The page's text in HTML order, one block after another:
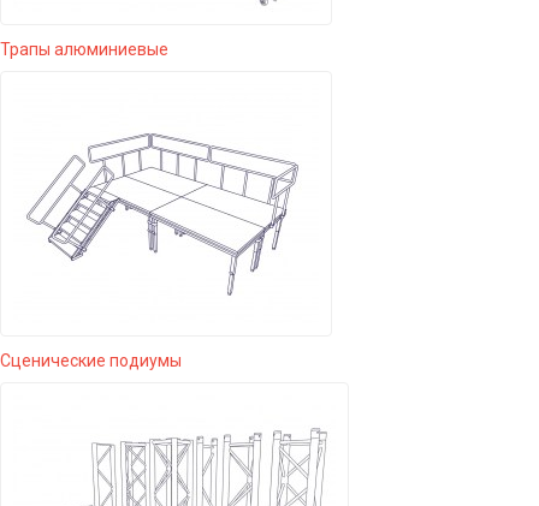
Трапы алюминиевые
Сценические подиумы